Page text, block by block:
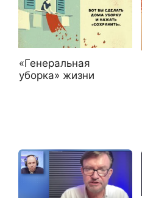
«Генеральная
уборка» жизни